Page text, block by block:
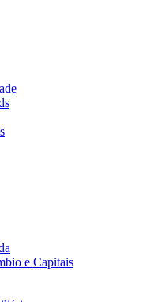
e Capitais